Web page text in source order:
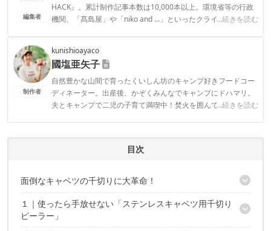
編集者
HACK』。累計制作記事本数は10,000本以上。環境省等の行政
機関、「髙島屋」や「niko and ...」といったクライアントとの
...続きを読む
CAMP HACK編集部のプロフィール
制作者
kunishioayaco
國塩亜矢子
自然豊かな山間で育ったくいしん坊のキャンプ好きフードコー
ディネーター。出産後、かぞくみんなでキャンプにドハマリ。
夫とキャンプで二児の子育て満喫中！焚火を囲んで、お酒片手
アさん！」 「J-wave」などTV・ラジオ番組でもおいしい情報を
キャンパー。
...続きを読む
國塩亜矢子のプロフィール
目次
面倒なキャベツの千切りに大革命！
無印良品から出た2種類の「ピーラー」が気になる！
１｜使ったら手放せない「ステンレスキャベツ用千切り
ピーラー」